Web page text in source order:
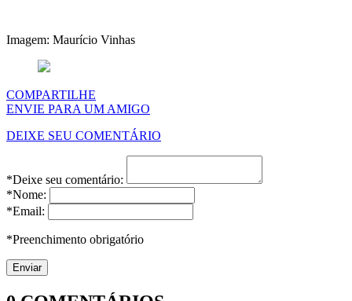
Imagem: Maurício Vinhas
COMPARTILHE
ENVIE PARA UM AMIGO
DEIXE SEU COMENTÁRIO
*Deixe seu comentário:
*Nome:
*Email:
*Preenchimento obrigatório